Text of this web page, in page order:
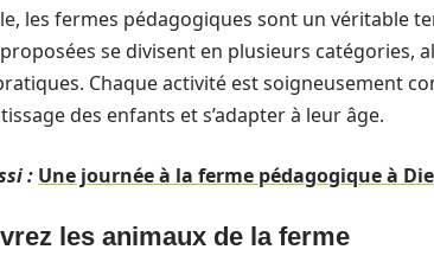
les fermes pédagogiques sont un véritable
se divisent en plusieurs catégories,
Chaque activité est soigneusement
des enfants et s’adapter à leur âge.
: Une journée à la ferme pédagogique à
les animaux de la ferme